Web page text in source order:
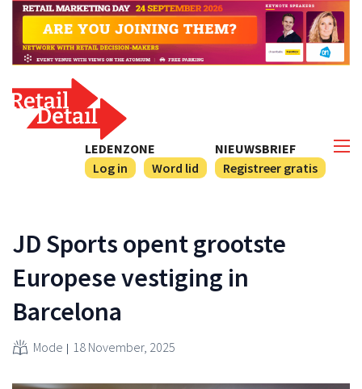
NIEUWSBRIEF
Registreer gratis
LEDENZONE
Log in
Word lid
JD Sports opent grootste
Europese vestiging in
Barcelona
Mode 18 November, 2025